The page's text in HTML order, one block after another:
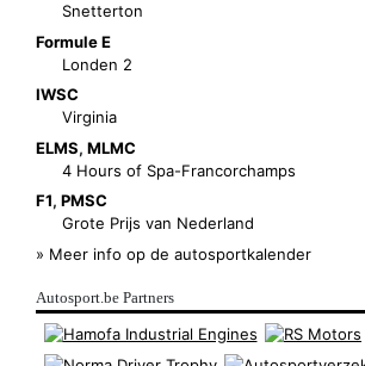
Snetterton
Formule E
Londen 2
IWSC
Virginia
ELMS, MLMC
4 Hours of Spa-Francorchamps
F1, PMSC
Grote Prijs van Nederland
» Meer info op de autosportkalender
Autosport.be Partners